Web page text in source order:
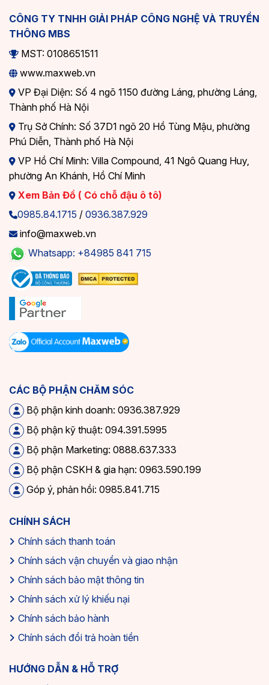
CÔNG TY TNHH GIẢI PHÁP CÔNG NGHỆ VÀ TRUYỀN
THÔNG MBS
MST: 0108651511
www.maxweb.vn
VP Đại Diện: Số 4 ngõ 1150 đường Láng, phường Láng,
Thành phố Hà Nội
Trụ Sở Chính: Số 37D1 ngõ 20 Hồ Tùng Mậu, phường
Phú Diễn, Thành phố Hà Nội
VP Hồ Chí Minh: Villa Compound, 41 Ngô Quang Huy,
phường An Khánh, Hồ Chí Minh
Xem Bản Đồ ( Có chỗ đậu ô tô)
0985.84.1715 / 0936.387.929
info@maxweb.vn
Whatsapp: +84985 841 715
CÁC BỘ PHẬN CHĂM SÓC
Bộ phận kinh doanh: 0936.387.929
Bộ phận kỹ thuật: 094.391.5995
Bộ phận Marketing: 0888.637.333
Bộ phận CSKH & gia hạn: 0963.590.199
Góp ý, phản hồi: 0985.841.715
CHÍNH SÁCH
Chính sách thanh toán
Chính sách vận chuyển và giao nhận
Chính sách bảo mật thông tin
Chính sách xử lý khiếu nại
Chính sách bảo hành
Chính sách đổi trả hoàn tiền
HƯỚNG DẪN & HỖ TRỢ